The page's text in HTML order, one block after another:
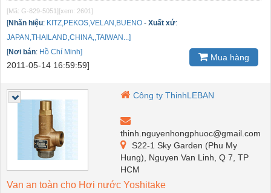
[Mã: G-829-5051][xem: 2601]
[Nhãn hiệu: KITZ,PEKOS,VELAN,BUENO - Xuất xứ:
JAPAN,THAILAND,CHINA,,TAIWAN...]
[Nơi bán: Hồ Chí Minh]
2011-05-14 16:59:59]
Mua hàng
Công ty ThinhLEBAN
thinh.nguyenhongphuoc@gmail.com
S22-1 Sky Garden (Phu My
Hung), Nguyen Van Linh, Q 7, TP
HCM
Van an toàn cho Hơi nước Yoshitake